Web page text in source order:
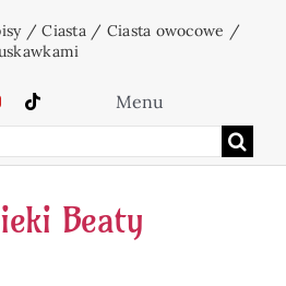
/Ciasta/ Ciasta owocowe /
Menu
Home
Ciasta
Beaty